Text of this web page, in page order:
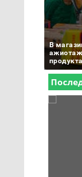
В
ажиотаж